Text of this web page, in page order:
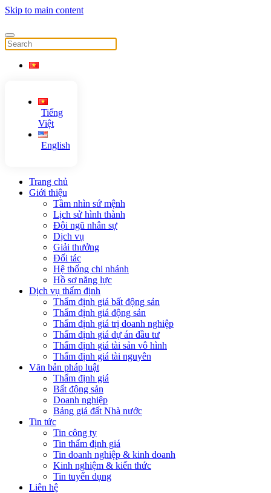
Skip to main content
Tiếng
Việt
English
Trang chủ
Giới thiệu
Tầm nhìn sứ mệnh
Lịch sử hình thành
Đội ngũ nhân sự
Dịch vụ
Giải thưởng
Đối tác
Hệ thống chi nhánh
Hồ sơ năng lực
Dịch vụ thẩm định
Thẩm định giá bất động sản
Thẩm định giá động sản
Thẩm định giá trị doanh nghiệp
Thẩm định giá dự án đầu tư
Thẩm định giá tài sản vô hình
Thẩm định giá tài nguyên
Văn bản pháp luật
Thẩm định giá
Bất động sản
Doanh nghiệp
Bảng giá đất Nhà nước
Tin tức
Tin công ty
Tin thẩm định giá
Tin doanh nghiệp & kinh doanh
Kinh nghiệm & kiến thức
Tin tuyển dụng
Liên hệ